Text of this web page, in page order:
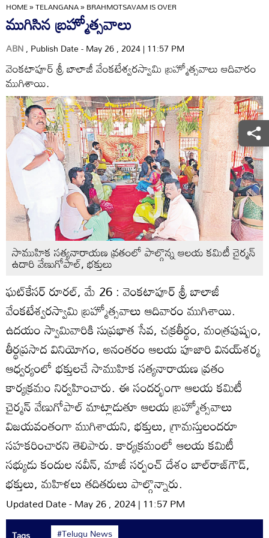
HOME»TELANGANA»BRAHMOTSAVAM IS OVER
ముగిసిన బ్రహ్మోత్సవాలు
ABN, Publish Date - May 26 , 2024 | 11:57 PM
వెంకటాపూర్‌ శ్రీ బాలాజీ వేంకటేశ్వరస్వామి బ్రహ్మోత్సవాలు ఆదివారం
ముగిశాయి.
సాముహిక సత్యనారాయణ వ్రతంలో పాల్గొన్న ఆలయ కమిటీ చైర్మన్‌
ఉదారి వేణుగోపాల్‌, భక్తులు
ఘట్‌కేసర్‌ రూరల్‌, మే 26 : వెంకటాపూర్‌ శ్రీ బాలాజీ
వేంకటేశ్వరస్వామి బ్రహ్మోత్సవాలు ఆదివారం ముగిశాయి.
ఉదయం స్వామివారికి సుప్రభాత సేవ, చక్రతీర్థం, మంత్రపుష్పం,
తీర్థప్రసాద వినియోగం, అనంతరం ఆలయ పూజారి వినయ్‌శర్మ
ఆధ్వర్యంలో భక్తులచే సాముహిక సత్యనారాయణ వ్రతం
కార్యక్రమం నిర్వహించారు. ఈ సందర్భంగా ఆలయ కమిటీ
చైర్మన్‌ వేణుగోపాల్‌ మాట్లాడుతూ ఆలయ బ్రహ్మోత్సవాలు
విజయవంతంగా ముగిశాయని, భక్తులు, గ్రామస్తులందరూ
సహకరించారని తెలిపారు. కార్యక్రమంలో ఆలయ కమిటీ
సభ్యుడు కందుల నవీన్‌, మాజీ సర్పంచ్‌ దేశం బాల్‌రాజ్‌గౌడ్‌,
భక్తులు, మహిళలు తదితరులు పాల్గొన్నారు.
Updated Date - May 26 , 2024 | 11:57 PM
#Telugu News